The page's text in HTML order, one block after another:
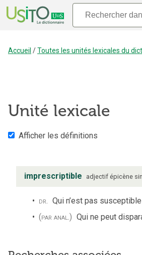
Accueil /Toutes les unités lexicales du
Unité lexicale
Afficher les définitions
imprescriptible adjectif épicène
dr. Qui n’est pas
(par anal.) Qui ne peut